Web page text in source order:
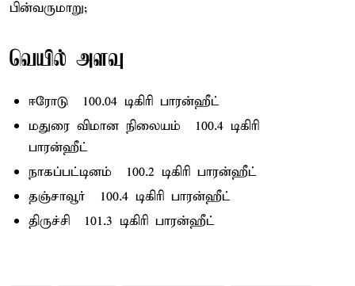
பின்வருமாறு;
வெயில் அளவு
ஈரோடு – 100.04 டிகிரி பாரன்ஹீட்
மதுரை விமான நிலையம் – 100.4 டிகிரி
பாரன்ஹீட்
நாகப்பட்டினம் – 100.2 டிகிரி பாரன்ஹீட்
தஞ்சாவூர் – 100.4 டிகிரி பாரன்ஹீட்
திருச்சி – 101.3 டிகிரி பாரன்ஹீட்